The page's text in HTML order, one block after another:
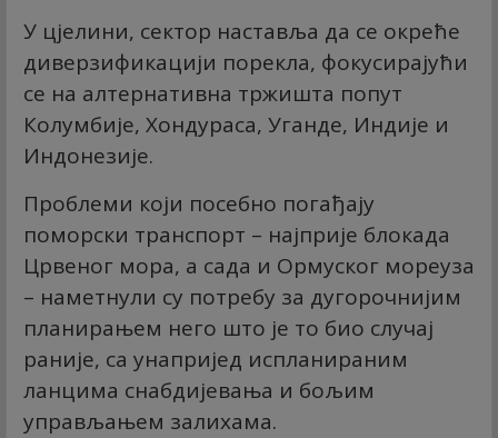
У цјелини, сектор наставља да се окреће
диверзификацији порекла, фокусирајући
се на алтернативна тржишта попут
Колумбије, Хондураса, Уганде, Индије и
Индонезије.
Проблеми који посебно погађају
поморски транспорт – најприје блокада
Црвеног мора, а сада и Ормуског мореуза
– наметнули су потребу за дугорочнијим
планирањем него што је то био случај
раније, са унапријед испланираним
ланцима снабдијевања и бољим
управљањем залихама.